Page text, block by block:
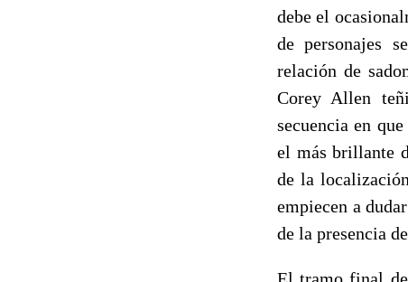
debe el
de personajes
relación de
Corey Allen
secuencia en
el más brillante
de la
empiecen a
de la presencia